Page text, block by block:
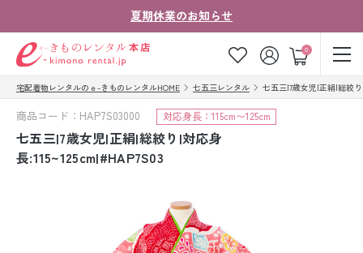
夏期休業のお知らせ
0
ゲスト
お気に入り ログイン カート
ご注文の流れ
会社案内
法人・グループの
宅配着物レンタルのｅ-きものレンタルHOME 七五三レンタル 七五三|7歳女児|正絹|総絞り
商品コード：HAP7S03000 対応身長：115cm〜125cm
七五三|7歳女児|正絹|総絞り|対応身
長:115~125cm|#HAP7S03